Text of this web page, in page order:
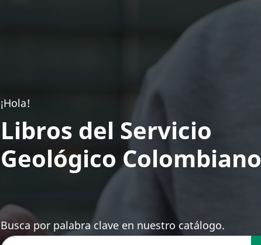
¡Hola!
Libros del Servicio
Geológico Colombiano
Busca por palabra clave en nuestro catálogo.